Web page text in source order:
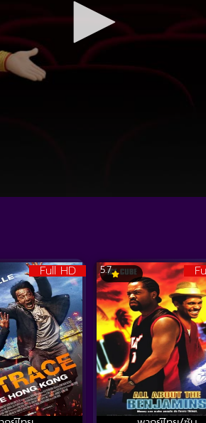
Full HD 5.7